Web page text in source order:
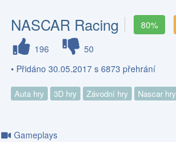
NASCAR Racing
80%
196
50
• Přidáno 30.05.2017 s 6873 přehrání
Auta hry 3D hry Závodní hry Nascar hry
Gameplays